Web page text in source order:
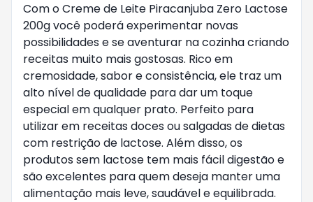
Com o Creme de Leite Piracanjuba Zero Lactose
200g você poderá experimentar novas
possibilidades e se aventurar na cozinha criando
receitas muito mais gostosas. Rico em
cremosidade, sabor e consistência, ele traz um
alto nível de qualidade para dar um toque
especial em qualquer prato. Perfeito para
utilizar em receitas doces ou salgadas de dietas
com restrição de lactose. Além disso, os
produtos sem lactose tem mais fácil digestão e
são excelentes para quem deseja manter uma
alimentação mais leve, saudável e equilibrada.